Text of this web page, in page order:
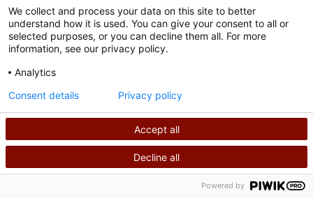
SÍGUENOS EN LAS REDES SOCIALES
Condiciones de uso
política de privacidad
LLÁMANOS BUSCAR
We collect and process your data on this site to better
understand how it is used. You can give your consent to all or
selected purposes, or you can decline them all. For more
information, see our privacy policy.
Analytics
Accept all
Decline all
Consent details Privacy policy
Powered by